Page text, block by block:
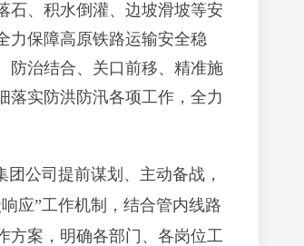
石、积水倒灌、边坡滑坡等安
力保障高原铁路运输安全稳
防治结合、关口前移、精准施
落实防洪防汛各项工作，全力
公司提前谋划、主动备战，
应”工作机制，结合管内线路
方案，明确各部门、各岗位工